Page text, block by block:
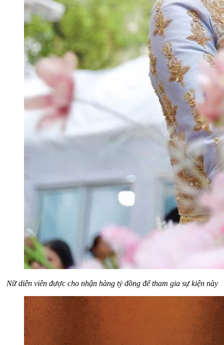
Nữ diễn viên được cho nhận hàng tỷ đồng để tham gia sự kiện này